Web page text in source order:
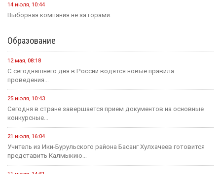
14 июля, 10:44
Выборная компания не за горами.
Образование
12 мая, 08:18
С сегодняшнего дня в России водятся новые правила
проведения...
25 июля, 10:43
Сегодня в стране завершается прием документов на основные
конкурсные...
21 июля, 16:04
Учитель из Ики-Бурульского района Басанг Хулхачеев готовится
представить Калмыкию...